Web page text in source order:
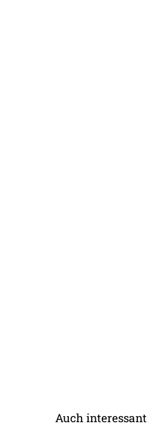
Auch interessant